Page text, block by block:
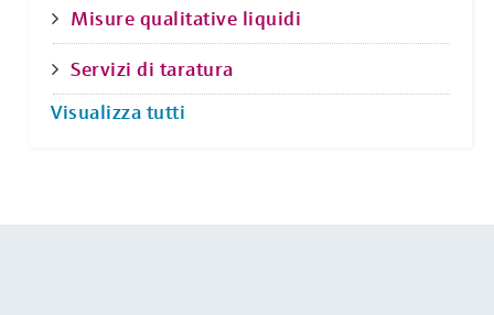
Misure qualitative liquidi
Servizi di taratura
Visualizza tutti